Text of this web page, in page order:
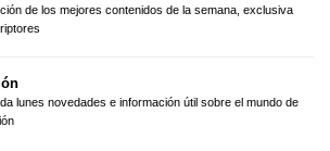
de los mejores contenidos de la semana, exclusiva
lunes novedades e información útil sobre el mundo de